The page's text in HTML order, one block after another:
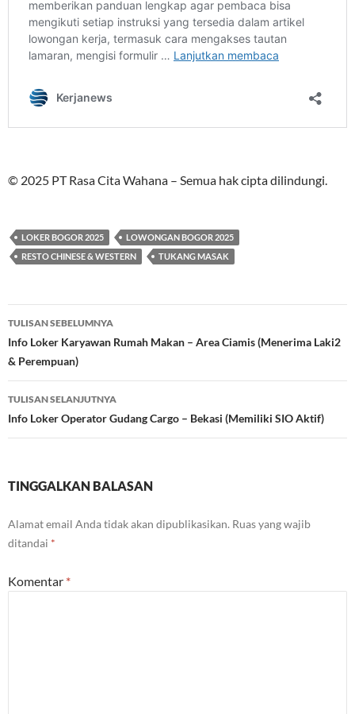
© 2025 PT Rasa Cita Wahana – Semua hak cipta dilindungi.
LOKER BOGOR 2025
LOWONGAN BOGOR 2025
RESTO CHINESE & WESTERN
TUKANG MASAK
Navigasi
Tulisan
TULISAN SEBELUMNYA
Info Loker Karyawan Rumah Makan – Area Ciamis (Menerima Laki2
& Perempuan)
TULISAN SELANJUTNYA
Info Loker Operator Gudang Cargo – Bekasi (Memiliki SIO Aktif)
TINGGALKAN BALASAN
Alamat email Anda tidak akan dipublikasikan. Ruas yang wajib
ditandai *
Komentar *